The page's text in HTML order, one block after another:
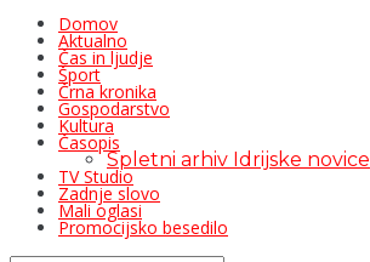
Domov
Aktualno
Čas in ljudje
Šport
Črna kronika
Gospodarstvo
Kultura
Časopis
Spletni arhiv Idrijske novice
TV Studio
Zadnje slovo
Mali oglasi
Promocijsko besedilo